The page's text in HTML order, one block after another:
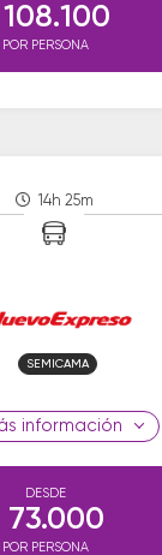
108.100
POR PERSONA
14h 25m
SEMICAMA
información
DESDE
73.000
POR PERSONA